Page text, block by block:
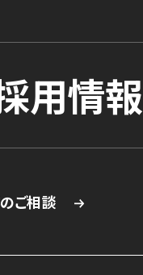
用情報
ご相談